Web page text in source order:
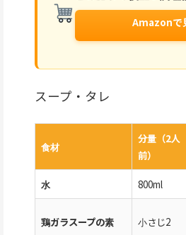
Amazonで
スープ・タレ
食材
分量（2人
前）
水 800ml
鶏ガラスープの素 小さじ2